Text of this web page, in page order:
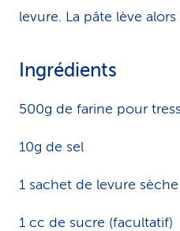
levure. La pâte lève
Ingrédients
500g de farine pour
10g de sel
1 sachet de levure sèche
1 cc de sucre (facultatif)